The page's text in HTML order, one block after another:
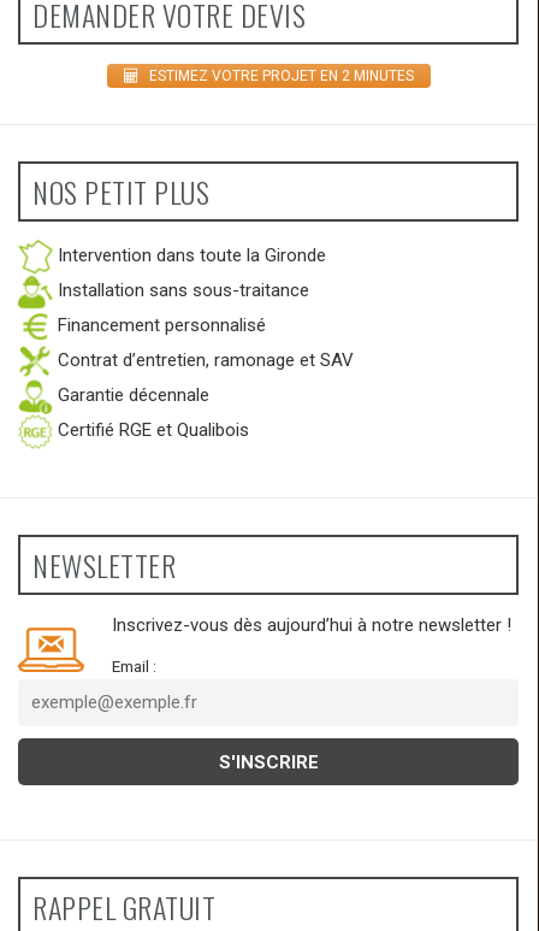
DEMANDER VOTRE DEVIS
ESTIMEZ VOTRE PROJET EN 2 MINUTES
NOS PETIT PLUS
Intervention dans toute la Gironde
Installation sans sous-traitance
Financement personnalisé
Contrat d’entretien, ramonage et SAV
Garantie décennale
Certifié RGE et Qualibois
NEWSLETTER
Inscrivez-vous dès aujourd’hui à notre newsletter !
Email :
RAPPEL GRATUIT